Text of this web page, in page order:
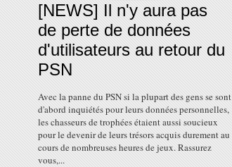
[NEWS] Il n'y aura pas
de perte de données
d'utilisateurs au retour du
PSN
Avec la panne du PSN si la plupart des gens se sont
d'abord inquiétés pour leurs données personnelles,
les chasseurs de trophées étaient aussi soucieux
pour le devenir de leurs trésors acquis durement au
cours de nombreuses heures de jeux. Rassurez
vous,...